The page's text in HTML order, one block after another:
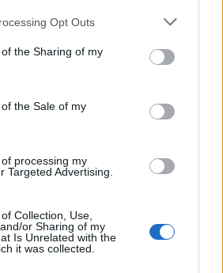
Opt Outs
the Sharing of my
the Sale of my
processing my
Targeted Advertising.
Collection, Use,
or Sharing of my
Is Unrelated with the
it was collected.
στο ΒΗΜΑ και τα